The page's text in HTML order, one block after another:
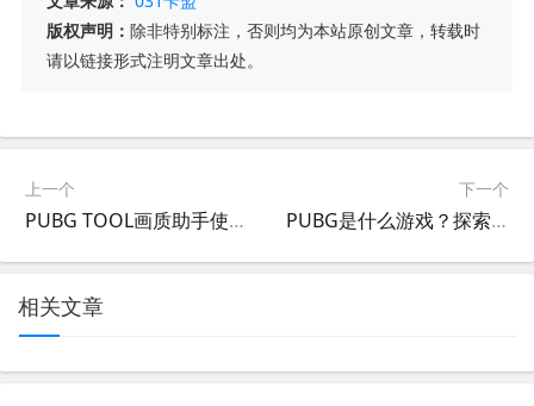
版权声明： 除非特别标注，否则均为本站原创文章，转载时
请以链接形式注明文章出处。
上一个
PUBG TOOL画质助手使用教程-详细解析PUBG TOOL画质助手功能及使用方法
下一个
PUBG是什么游戏？探索这款热门战术竞技游戏-PUBG游戏详细介绍与玩法指南
相关文章